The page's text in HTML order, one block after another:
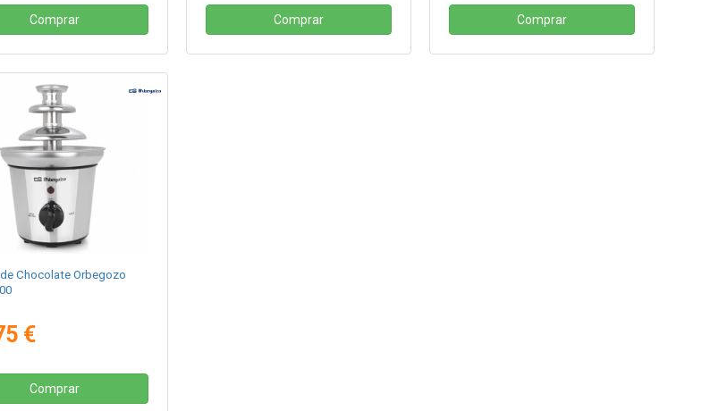
Comprar Comprar Comprar
Chocolate Orbegozo
€
Comprar